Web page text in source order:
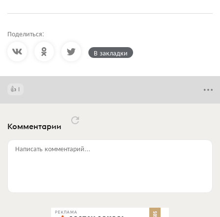
Поделиться:
В закладки
1
Комментарии
Написать комментарий...
РЕКЛАМА